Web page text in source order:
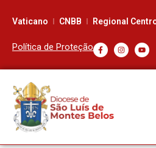
Vaticano CNBB Regional
Política de Proteção